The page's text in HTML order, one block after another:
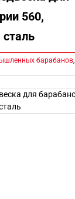
560,
сталь
барабанов,